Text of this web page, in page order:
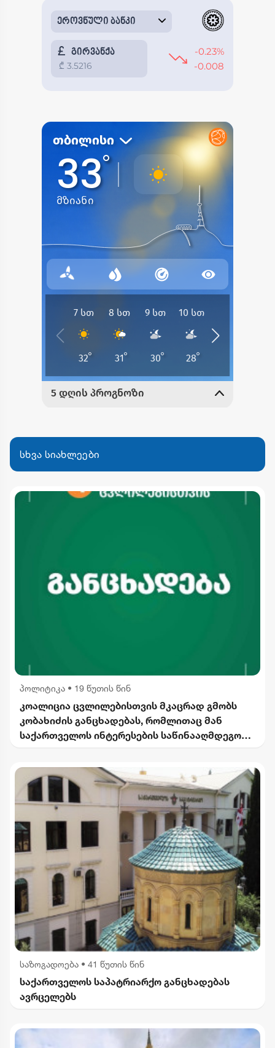
სხვა სიახლეები
პოლიტიკა • 19 წუთის წინ
კოალიცია ცვლილებისთვის მკაცრად გმობს
კობახიძის განცხადებას, რომლითაც მან
საქართველოს ინტერესების საწინააღმდეგოდ
საზოგადოება • 41 წუთის წინ
საქართველოს საპატრიარქო განცხადებას
ავრცელებს